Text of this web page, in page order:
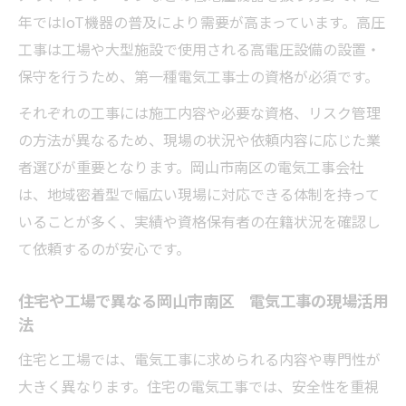
気工事
電気工事士の資格が現場選びにどう活きるか整
理
場での違い
岡山市南区 電気工事士資格が選ばれる理
由とは
現場ごとに異なる電気工事士資格の活用法
岡山県の電気工事求人と資格が役立つ場面
気工事で活用
の分類
岡山市南区 電気工事でキャリアアップに
年ではIoT機器の普及により需要が高まっています。高圧
工事は工場や大型施設で使用される高電圧設備の設置・
保守を行うため、第一種電気工事士の資格が必須です。
それぞれの工事には施工内容や必要な資格、リスク管理
の方法が異なるため、現場の状況や依頼内容に応じた業
者選びが重要となります。岡山市南区の電気工事会社
は、地域密着型で幅広い現場に対応できる体制を持って
いることが多く、実績や資格保有者の在籍状況を確認し
て依頼するのが安心です。
住宅や工場で異なる岡山市南区 電気工事の現場活用
法
住宅と工場では、電気工事に求められる内容や専門性が
大きく異なります。住宅の電気工事では、安全性を重視